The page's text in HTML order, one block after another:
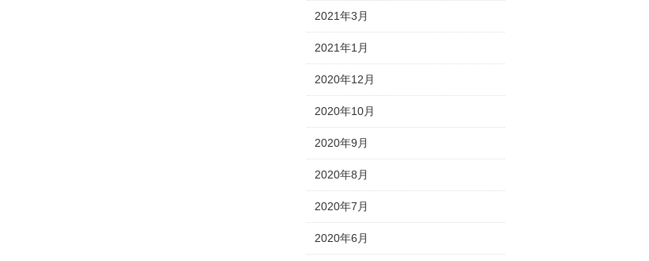
2021年3月
2021年1月
2020年12月
2020年10月
2020年9月
2020年8月
2020年7月
2020年6月